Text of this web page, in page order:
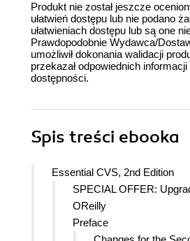
Produkt nie został jeszcze
ułatwień dostępu lub nie podano
ułatwieniach dostępu lub są one
Prawdopodobnie Wydawca/
umożliwił dokonania walidacji
przekazał odpowiednich
dostępności.
Spis treści ebooka
Essential CVS, 2nd Edition
SPECIAL OFFER:
OReilly
Preface